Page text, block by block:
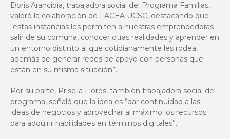
Doris Arancibia, trabajadora social del Programa Familias,
valoró la colaboración de FACEA UCSC, destacando que
“estas instancias les permiten a nuestras emprendedoras
salir de su comuna, conocer otras realidades y aprender en
un entorno distinto al que cotidianamente les rodea,
además de generar redes de apoyo con personas que
están en su misma situación”.
Por su parte, Priscila Flores, también trabajadora social del
programa, señaló que la idea es “dar continuidad a las
ideas de negocios y aprovechar al máximo los recursos
para adquirir habilidades en términos digitales”.